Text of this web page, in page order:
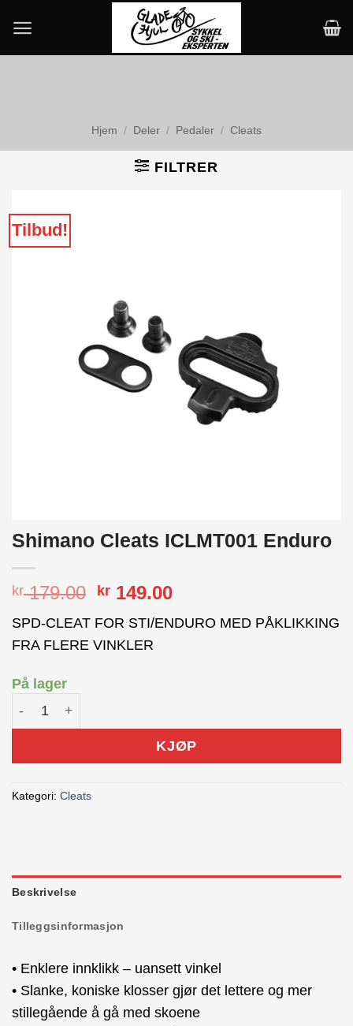
content
Hjem / Deler / Pedaler / Cleats
FILTRER
Tilbud!
Shimano Cleats ICLMT001 Enduro
kr179.00 Opprinnelig
var:
kr 179.00.
kr 149.00Nåværende
er:
SPD-CLEAT FOR STI/ENDURO MED PÅKLIKKING
FRA FLERE VINKLER
På lager
Shimano Cleats ICLMT001 Enduro antall
KJØP
Kategori: Cleats
Beskrivelse
Tilleggsinformasjon
• Enklere innklikk – uansett vinkel
• Slanke, koniske klosser gjør det lettere og mer
stillegående å gå med skoene